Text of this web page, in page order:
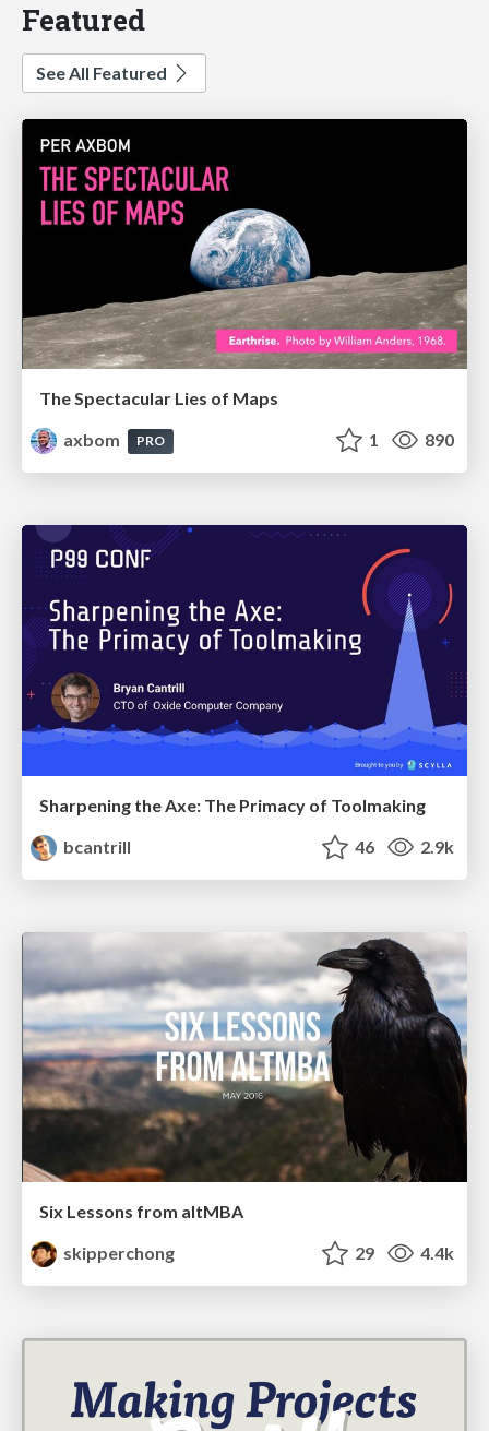
Featured
See All Featured
The Spectacular Lies of Maps
axbom
PRO 1 890
Sharpening the Axe: The Primacy of Toolmaking
bcantrill
46 2.9k
Six Lessons from altMBA
skipperchong
29 4.4k